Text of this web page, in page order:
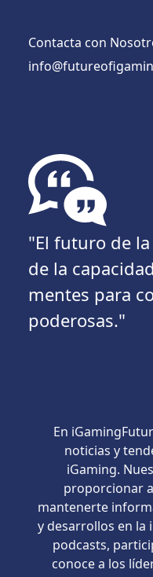
Contacta con
"El futuro de
de la
mentes para
poderosas."
En
noticias y
iGaming.
proporcionar
mantenerte
y desarrollos en la
podcasts,
conoce a los